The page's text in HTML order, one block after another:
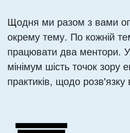
Щодня ми разом з вами
окрему тему. По кожній
працювати два ментори.
мінімум шість точок зору
практиків, щодо